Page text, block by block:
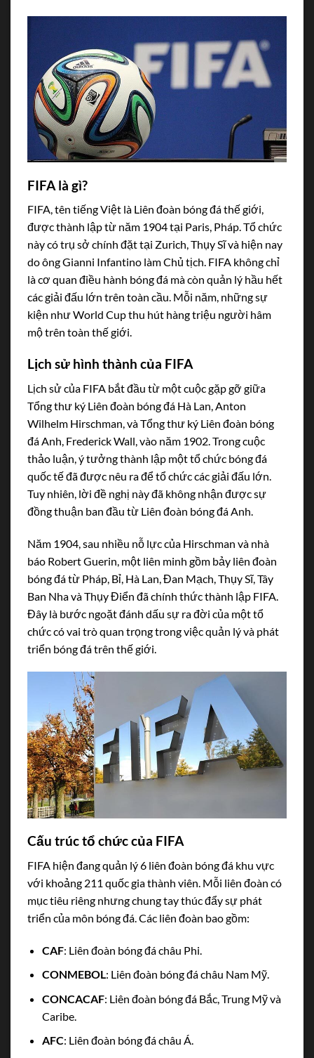
FIFA là gì?
FIFA, tên tiếng Việt là Liên đoàn bóng đá thế giới,
được thành lập từ năm 1904 tại Paris, Pháp. Tổ chức
này có trụ sở chính đặt tại Zurich, Thụy Sĩ và hiện nay
do ông Gianni Infantino làm Chủ tịch. FIFA không chỉ
là cơ quan điều hành bóng đá mà còn quản lý hầu hết
các giải đấu lớn trên toàn cầu. Mỗi năm, những sự
kiện như World Cup thu hút hàng triệu người hâm
mộ trên toàn thế giới.
Lịch sử hình thành của FIFA
Lịch sử của FIFA bắt đầu từ một cuộc gặp gỡ giữa
Tổng thư ký Liên đoàn bóng đá Hà Lan, Anton
Wilhelm Hirschman, và Tổng thư ký Liên đoàn bóng
đá Anh, Frederick Wall, vào năm 1902. Trong cuộc
thảo luận, ý tưởng thành lập một tổ chức bóng đá
quốc tế đã được nêu ra để tổ chức các giải đấu lớn.
Tuy nhiên, lời đề nghị này đã không nhận được sự
đồng thuận ban đầu từ Liên đoàn bóng đá Anh.
Năm 1904, sau nhiều nỗ lực của Hirschman và nhà
báo Robert Guerin, một liên minh gồm bảy liên đoàn
bóng đá từ Pháp, Bỉ, Hà Lan, Đan Mạch, Thụy Sĩ, Tây
Ban Nha và Thụy Điển đã chính thức thành lập FIFA.
Đây là bước ngoặt đánh dấu sự ra đời của một tổ
chức có vai trò quan trọng trong việc quản lý và phát
triển bóng đá trên thế giới.
Cấu trúc tổ chức của FIFA
FIFA hiện đang quản lý 6 liên đoàn bóng đá khu vực
với khoảng 211 quốc gia thành viên. Mỗi liên đoàn có
mục tiêu riêng nhưng chung tay thúc đẩy sự phát
triển của môn bóng đá. Các liên đoàn bao gồm:
CAF: Liên đoàn bóng đá châu Phi.
CONMEBOL: Liên đoàn bóng đá châu Nam Mỹ.
CONCACAF: Liên đoàn bóng đá Bắc, Trung Mỹ và
Caribe.
AFC: Liên đoàn bóng đá châu Á.